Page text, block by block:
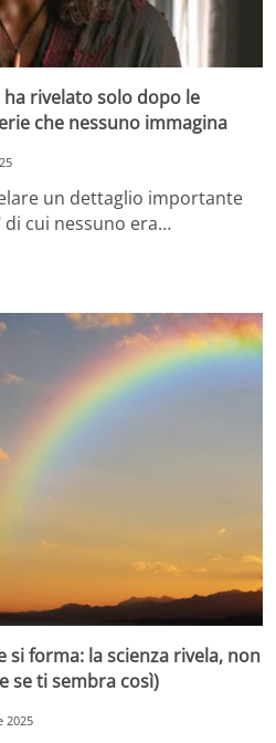
ha rivelato solo dopo le
che nessuno immagina
un dettaglio importante
di cui nessuno era…
si forma: la scienza rivela, non
se ti sembra così)
2025